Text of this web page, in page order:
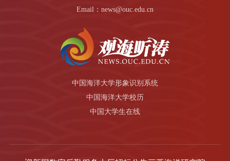
Email：news@ouc.edu.cn
中国海洋大学形象识别系统
中国海洋大学校历
中国大学生在线